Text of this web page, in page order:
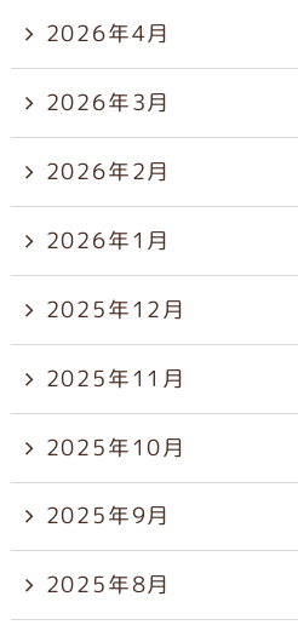
2026年4月
2026年3月
2026年2月
2026年1月
2025年12月
2025年11月
2025年10月
2025年9月
2025年8月